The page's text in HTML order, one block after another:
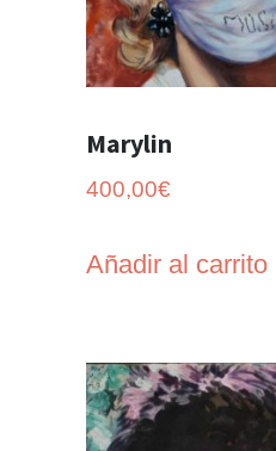
Marylin
400,00€
Añadir al carrito